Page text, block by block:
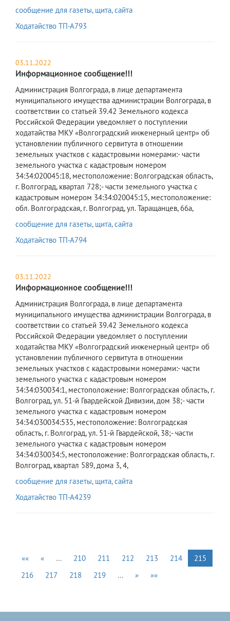
сообщение для газеты, щита, сайта
Ходатайство ТП-А793
03.11.2022
Информационное сообщение!!!
Администрация Волгограда, в лице департамента
муниципального имущества администрации Волгограда, в
соответствии со статьей 39.42 Земельного кодекса
Российской Федерации уведомляет о поступлении
ходатайства МКУ «Волгоградский инженерный центр» об
установлении публичного сервитута в отношении
земельных участков с кадастровыми номерами:- части
земельного участка с кадастровым номером
34:34:020045:18, местоположение: Волгоградская область,
г. Волгоград, квартал 728;- части земельного участка с
кадастровым номером 34:34:020045:15, местоположение:
обл. Волгоградская, г. Волгоград, ул. Таращанцев, 66а,
сообщение для газеты, щита, сайта
Ходатайство ТП-А794
03.11.2022
Информационное сообщение!!!
Администрация Волгограда, в лице департамента
муниципального имущества администрации Волгограда, в
соответствии со статьей 39.42 Земельного кодекса
Российской Федерации уведомляет о поступлении
ходатайства МКУ «Волгоградский инженерный центр» об
установлении публичного сервитута в отношении
земельных участков с кадастровыми номерами:- части
земельного участка с кадастровым номером
34:34:030034:1, местоположение: Волгоградская область, г.
Волгоград, ул. 51-й Гвардейской Дивизии, дом 38;- части
земельного участка с кадастровым номером
34:34:030034:535, местоположение: Волгоградская
область, г. Волгоград, ул. 51-й Гвардейской, 38;- части
земельного участка с кадастровым номером
34:34:030034:5, местоположение: Волгоградская область, г.
Волгоград, квартал 589, дома 3, 4,
сообщение для газеты, щита, сайта
Ходатайство ТП-А4239
«« « … 210 211 212 213 214
215
216
217 218 219 … » »»